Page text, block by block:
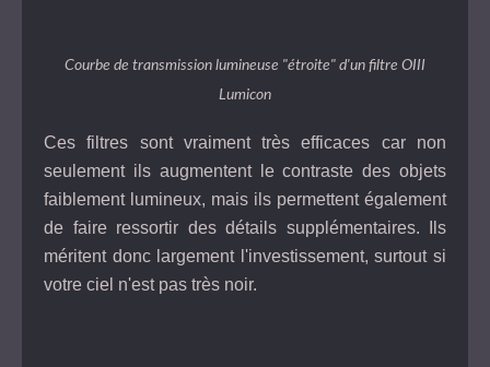
Courbe de transmission lumineuse "étroite" d'un filtre OIII
Lumicon
Ces filtres sont vraiment très efficaces car non
seulement ils augmentent le contraste des objets
faiblement lumineux, mais ils permettent également
de faire ressortir des détails supplémentaires. Ils
méritent donc largement l'investissement, surtout si
votre ciel n'est pas très noir.